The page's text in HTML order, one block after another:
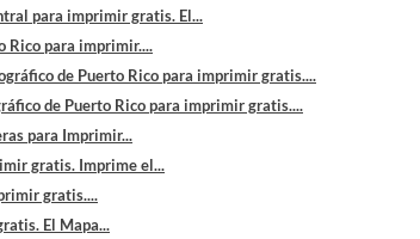
para imprimir gratis. El...
Rico para imprimir....
de Puerto Rico para imprimir gratis....
de Puerto Rico para imprimir gratis....
para Imprimir...
gratis. Imprime el...
gratis....
El Mapa...